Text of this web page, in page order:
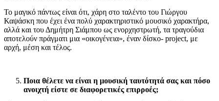
Το μαγικό πάντως είναι ότι, χάρη στο ταλέντο του Γιώργου
Καψάσκη που έχει ένα πολύ χαρακτηριστικό μουσικό χαρακτήρα,
αλλά και του Δημήτρη Σιάμπου ως ενορχηστρωτή, τα τραγούδια
αποτελούν πράγματι μια «οικογένεια», έναν δίσκο- project, με
αρχή, μέση και τέλος.
Ποια θέλετε να είναι η μουσική ταυτότητά σας και πόσο
ανοιχτή είστε σε διαφορετικές επιρροές;